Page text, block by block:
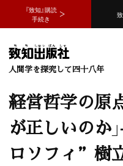
『致知』購読
手続き
人間学を探究して四十八年
経営哲学の原
が正しいの
ロソフィ”樹